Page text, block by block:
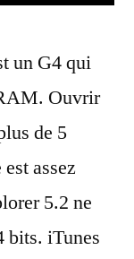
un G4 qui
Ouvrir
de 5
assez
5.2 ne
bits. iTunes